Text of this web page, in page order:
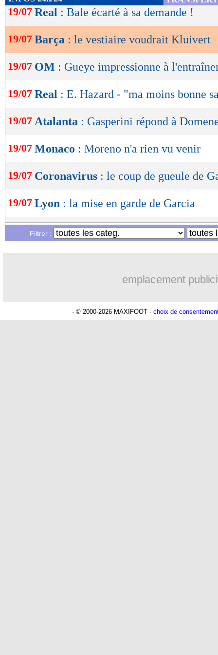
de
OK
19/07 Real : Bale écarté à sa demande !
19/07 Barça : le vestiaire voudrait Kluivert
19/07 OM : Gueye impressionne à
19/07 Real : E. Hazard - "ma moins bonne
19/07 Atalanta : Gasperini répond à
19/07 Monaco : Moreno n'a rien vu venir
19/07 Coronavirus : le coup de gueule de
19/07 Lyon : la mise en garde de Garcia
Liste des brèves du sam. 18 juillet
Filtrer :
emplacement
- © 2000-2026 MAXIFOOT - choix de